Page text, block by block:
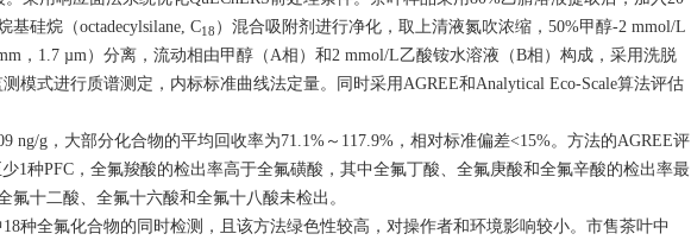
硅烷（octadecylsilane, C18 ）混合吸附剂进行净化，取上清液氮吹浓缩，50%甲醇-2 mmol/L
，1.7 µm）分离，流动相由甲醇（A相）和2 mmol/L乙酸铵水溶液（B相）构成，采用洗脱
模式进行质谱测定，内标标准曲线法定量。同时采用AGREE和Analytical Eco-Scale算法评估
ng/g，大部分化合物的平均回收率为71.1%～117.9%，相对标准偏差<15%。方法的AGREE评
1种PFC，全氟羧酸的检出率高于全氟磺酸，其中全氟丁酸、全氟庚酸和全氟辛酸的检出率最
氟十二酸、全氟十六酸和全氟十八酸未检出。
种全氟化合物的同时检测，且该方法绿色性较高，对操作者和环境影响较小。市售茶叶中